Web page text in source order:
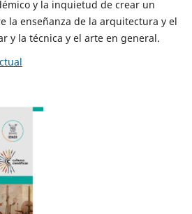
y la inquietud de crear un
la enseñanza de la arquitectura y el
y la técnica y el arte en general.